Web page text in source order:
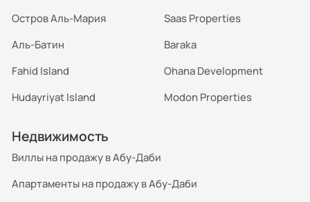
Остров Аль-Мария
Аль-Батин
Fahid Island
Hudayriyat Island
Saas Properties
Baraka
Ohana Development
Modon Properties
Недвижимость
Виллы на продажу в Абу-Даби
Апартаменты на продажу в Абу-Даби